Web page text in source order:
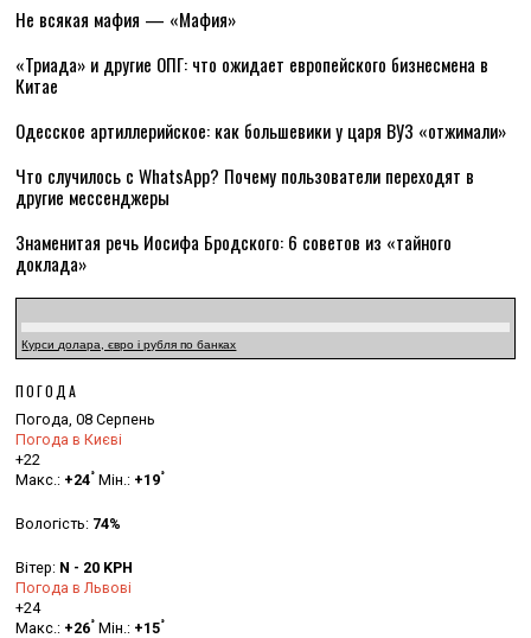
Не всякая мафия — «Мафия»
«Триада» и другие ОПГ: что ожидает европейского бизнесмена в
Китае
Одесское артиллерийское: как большевики у царя ВУЗ «отжимали»
Что случилось с WhatsApp? Почему пользователи переходят в
другие мессенджеры
Знаменитая речь Иосифа Бродского: 6 советов из «тайного
доклада»
Курси долара, євро і рубля по банках
ПОГОДА
Погода, 08 Серпень
Погода в Києві
+22
Макс.: +24° Мін.: +19°
Вологість: 74%
Вітер: N - 20 KPH
Погода в Львові
+24
Макс.: +26° Мін.: +15°